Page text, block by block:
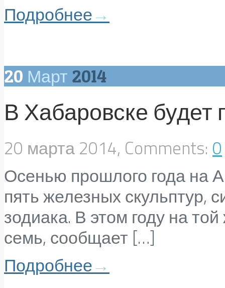
Подробнее→
20 Март 2014
В Хабаровске будет
20 марта 2014, Comments: 0
Осенью прошлого года на
пять железных скульптур,
зодиака. В этом году на
семь, сообщает […]
Подробнее→